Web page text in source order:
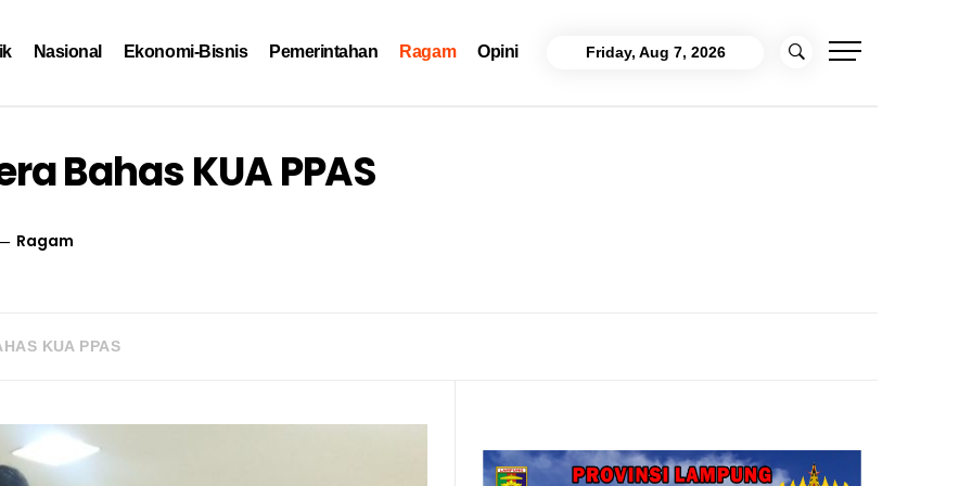
Nasional Ekonomi-Bisnis Pemerintahan Ragam Opini Friday, Aug 7, 2026
Bahas KUA PPAS
Ragam
KUA PPAS